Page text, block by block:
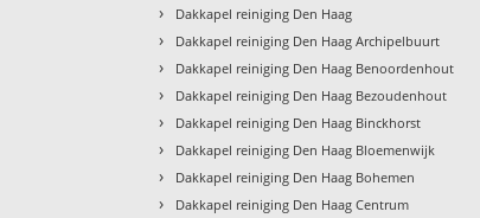
› Dakkapel reiniging Den Haag
› Dakkapel reiniging Den Haag Archipelbuurt
› Dakkapel reiniging Den Haag Benoordenhout
› Dakkapel reiniging Den Haag Bezoudenhout
› Dakkapel reiniging Den Haag Binckhorst
› Dakkapel reiniging Den Haag Bloemenwijk
› Dakkapel reiniging Den Haag Bohemen
› Dakkapel reiniging Den Haag Centrum